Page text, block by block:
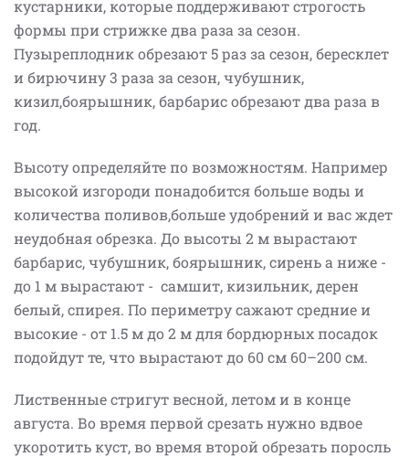
кустарники, которые поддерживают строгость
формы при стрижке два раза за сезон.
Пузыреплодник обрезают 5 раз за сезон, бересклет
и бирючину 3 раза за сезон, чубушник,
кизил,боярышник, барбарис обрезают два раза в
год.
Высоту определяйте по возможностям. Например
высокой изгороди понадобится больше воды и
количества поливов,больше удобрений и вас ждет
неудобная обрезка. До высоты 2 м вырастают
барбарис, чубушник, боярышник, сирень а ниже -
до 1 м вырастают - самшит, кизильник, дерен
белый, спирея. По периметру сажают средние и
высокие - от 1.5 м до 2 м для бордюрных посадок
подойдут те, что вырастают до 60 см 60–200 см.
Лиственные стригут весной, летом и в конце
августа. Во время первой срезать нужно вдвое
укоротить куст, во время второй обрезать поросль